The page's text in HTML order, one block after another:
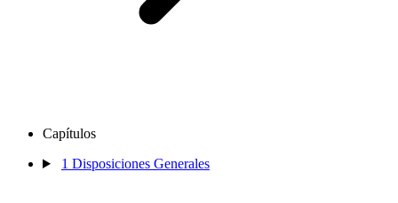
Capítulos
1 Disposiciones Generales